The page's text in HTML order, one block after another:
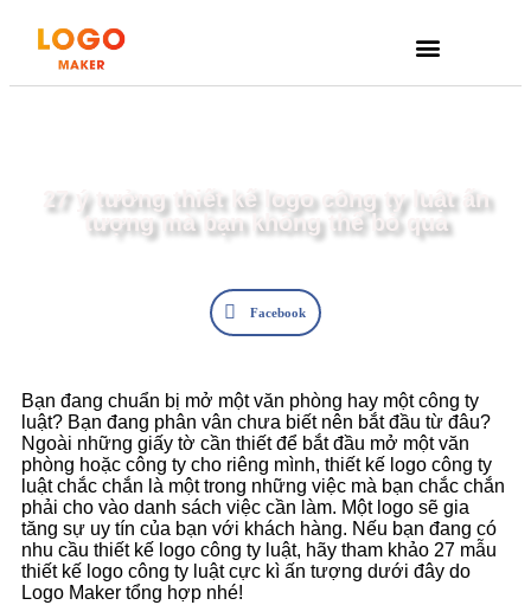
27 ý tưởng thiết kế logo công ty luật ấn
tượng mà bạn không thể bỏ qua
Facebook
Bạn đang chuẩn bị mở một văn phòng hay một công ty
luật? Bạn đang phân vân chưa biết nên bắt đầu từ đâu?
Ngoài những giấy tờ cần thiết để bắt đầu mở một văn
phòng hoặc công ty cho riêng mình, thiết kế logo công ty
luật chắc chắn là một trong những việc mà bạn chắc chắn
phải cho vào danh sách việc cần làm. Một logo sẽ gia
tăng sự uy tín của bạn với khách hàng. Nếu bạn đang có
nhu cầu thiết kế logo công ty luật, hãy tham khảo 27 mẫu
thiết kế logo công ty luật cực kì ấn tượng dưới đây do
Logo Maker tổng hợp nhé!